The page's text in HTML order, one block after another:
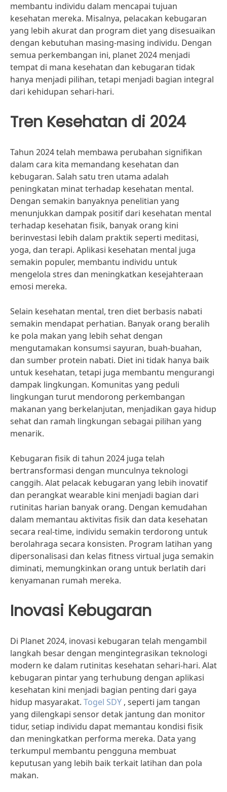
membantu individu dalam mencapai tujuan
kesehatan mereka. Misalnya, pelacakan kebugaran
yang lebih akurat dan program diet yang disesuaikan
dengan kebutuhan masing-masing individu. Dengan
semua perkembangan ini, planet 2024 menjadi
tempat di mana kesehatan dan kebugaran tidak
hanya menjadi pilihan, tetapi menjadi bagian integral
dari kehidupan sehari-hari.
Tren Kesehatan di 2024
Tahun 2024 telah membawa perubahan signifikan
dalam cara kita memandang kesehatan dan
kebugaran. Salah satu tren utama adalah
peningkatan minat terhadap kesehatan mental.
Dengan semakin banyaknya penelitian yang
menunjukkan dampak positif dari kesehatan mental
terhadap kesehatan fisik, banyak orang kini
berinvestasi lebih dalam praktik seperti meditasi,
yoga, dan terapi. Aplikasi kesehatan mental juga
semakin populer, membantu individu untuk
mengelola stres dan meningkatkan kesejahteraan
emosi mereka.
Selain kesehatan mental, tren diet berbasis nabati
semakin mendapat perhatian. Banyak orang beralih
ke pola makan yang lebih sehat dengan
mengutamakan konsumsi sayuran, buah-buahan,
dan sumber protein nabati. Diet ini tidak hanya baik
untuk kesehatan, tetapi juga membantu mengurangi
dampak lingkungan. Komunitas yang peduli
lingkungan turut mendorong perkembangan
makanan yang berkelanjutan, menjadikan gaya hidup
sehat dan ramah lingkungan sebagai pilihan yang
menarik.
Kebugaran fisik di tahun 2024 juga telah
bertransformasi dengan munculnya teknologi
canggih. Alat pelacak kebugaran yang lebih inovatif
dan perangkat wearable kini menjadi bagian dari
rutinitas harian banyak orang. Dengan kemudahan
dalam memantau aktivitas fisik dan data kesehatan
secara real-time, individu semakin terdorong untuk
berolahraga secara konsisten. Program latihan yang
dipersonalisasi dan kelas fitness virtual juga semakin
diminati, memungkinkan orang untuk berlatih dari
kenyamanan rumah mereka.
Inovasi Kebugaran
Di Planet 2024, inovasi kebugaran telah mengambil
langkah besar dengan mengintegrasikan teknologi
modern ke dalam rutinitas kesehatan sehari-hari. Alat
kebugaran pintar yang terhubung dengan aplikasi
kesehatan kini menjadi bagian penting dari gaya
hidup masyarakat. Togel SDY , seperti jam tangan
yang dilengkapi sensor detak jantung dan monitor
tidur, setiap individu dapat memantau kondisi fisik
dan meningkatkan performa mereka. Data yang
terkumpul membantu pengguna membuat
keputusan yang lebih baik terkait latihan dan pola
makan.